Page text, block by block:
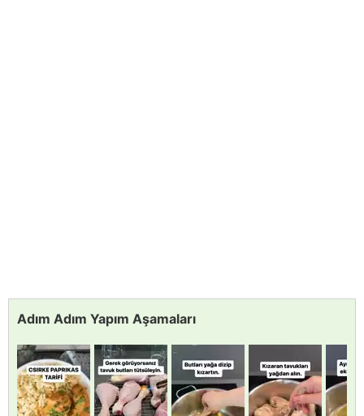
Adım Adım Yapım Aşamaları